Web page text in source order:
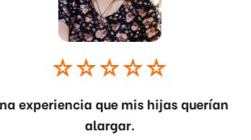
que mis hijas querían
alargar.